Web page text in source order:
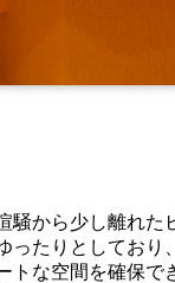
騒から少し離れた
ったりとしており
トな空間を確保で